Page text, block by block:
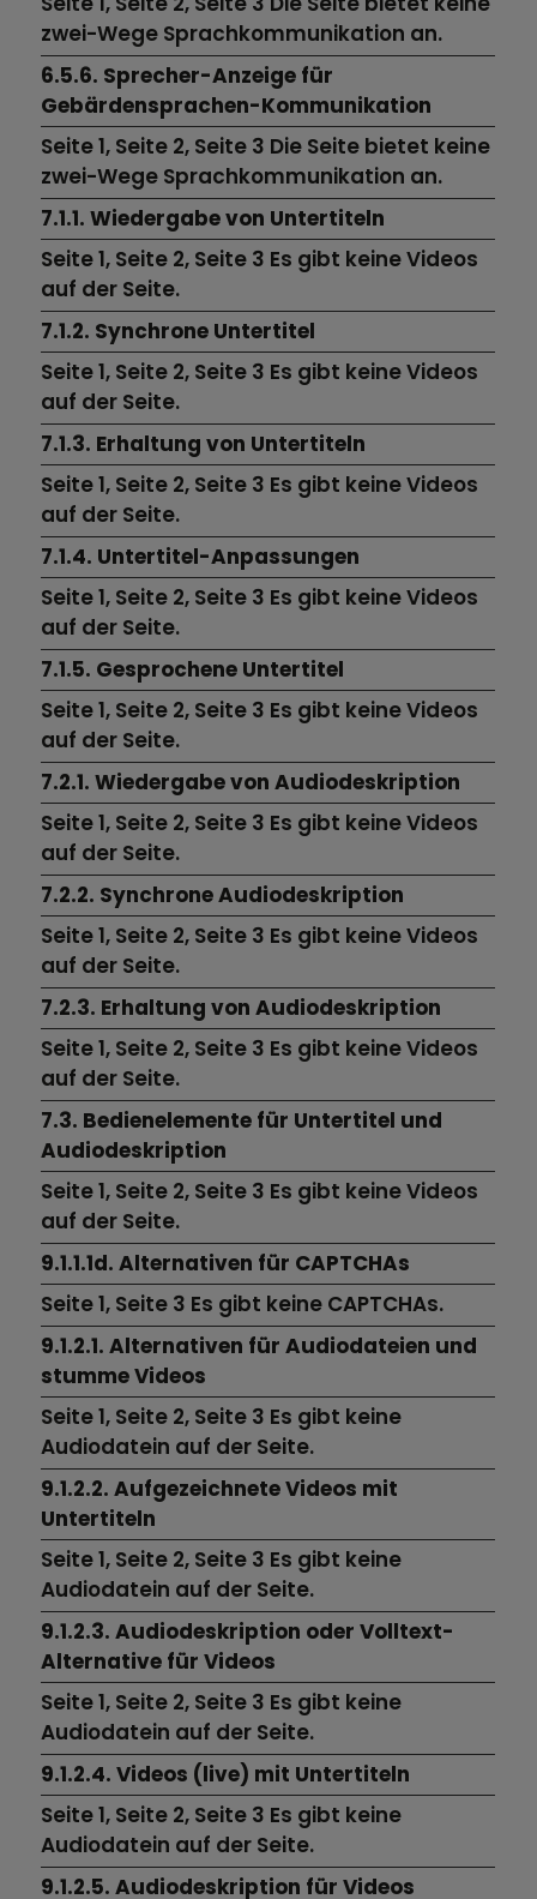
zwei-Wege Sprachkommunikation an.
6.5.6. Sprecher-Anzeige für
Gebärdensprachen-Kommunikation
Seite 1, Seite 2, Seite 3 Die Seite bietet keine
zwei-Wege Sprachkommunikation an.
7.1.1. Wiedergabe von Untertiteln
Seite 1, Seite 2, Seite 3 Es gibt keine Videos
auf der Seite.
7.1.2. Synchrone Untertitel
Seite 1, Seite 2, Seite 3 Es gibt keine Videos
auf der Seite.
7.1.3. Erhaltung von Untertiteln
Seite 1, Seite 2, Seite 3 Es gibt keine Videos
auf der Seite.
7.1.4. Untertitel-Anpassungen
Seite 1, Seite 2, Seite 3 Es gibt keine Videos
auf der Seite.
7.1.5. Gesprochene Untertitel
Seite 1, Seite 2, Seite 3 Es gibt keine Videos
auf der Seite.
7.2.1. Wiedergabe von Audiodeskription
Seite 1, Seite 2, Seite 3 Es gibt keine Videos
auf der Seite.
7.2.2. Synchrone Audiodeskription
Seite 1, Seite 2, Seite 3 Es gibt keine Videos
auf der Seite.
7.2.3. Erhaltung von Audiodeskription
Seite 1, Seite 2, Seite 3 Es gibt keine Videos
auf der Seite.
7.3. Bedienelemente für Untertitel und
Audiodeskription
Seite 1, Seite 2, Seite 3 Es gibt keine Videos
auf der Seite.
9.1.1.1d. Alternativen für CAPTCHAs
Seite 1, Seite 3 Es gibt keine CAPTCHAs.
9.1.2.1. Alternativen für Audiodateien und
stumme Videos
Seite 1, Seite 2, Seite 3 Es gibt keine
Audiodatein auf der Seite.
9.1.2.2. Aufgezeichnete Videos mit
Untertiteln
Seite 1, Seite 2, Seite 3 Es gibt keine
Audiodatein auf der Seite.
9.1.2.3. Audiodeskription oder Volltext-
Alternative für Videos
Seite 1, Seite 2, Seite 3 Es gibt keine
Audiodatein auf der Seite.
9.1.2.4. Videos (live) mit Untertiteln
Seite 1, Seite 2, Seite 3 Es gibt keine
Audiodatein auf der Seite.
9.1.2.5. Audiodeskription für Videos